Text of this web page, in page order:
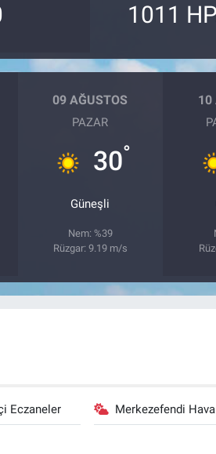
1011
09 AĞUSTOS
PAZAR
30°
Güneşli
Nem: %39
Rüzgar: 9.19 m/s
10
Eczaneler Merkezefendi